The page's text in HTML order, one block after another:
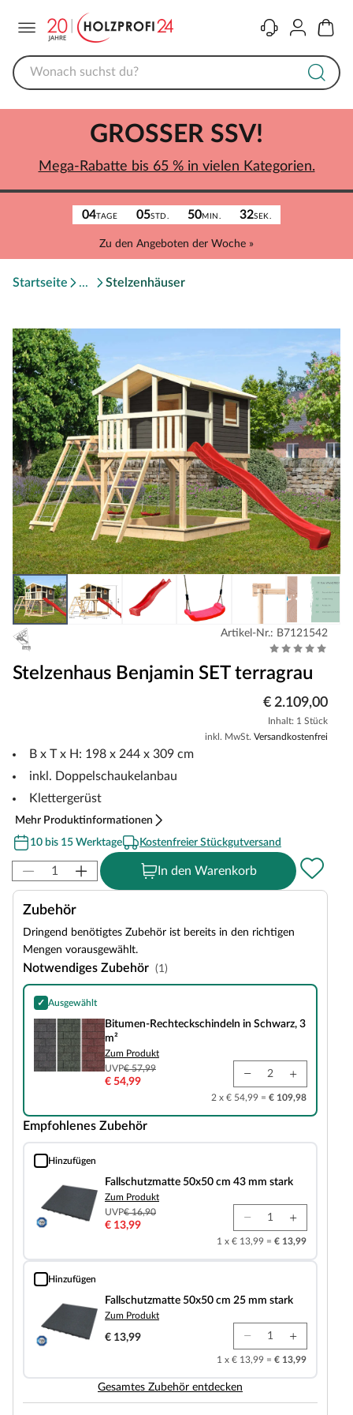
KontaktKonto
04TAGE 05STD. 50MIN. 32SEK.
Zu den Angeboten der Woche »
GROSSER SSV!
Mega-Rabatte bis 65 % in vielen Kategorien.
Startseite Stelzenhäuser
Artikel-Nr.: B7121542
Stelzenhaus Benjamin SET terragrau
€ 2.109,00
Inhalt: 1 Stück
inkl. MwSt. Versandkostenfrei
B x T x H: 198 x 244 x 309 cm
inkl. Doppelschaukelanbau
Klettergerüst
Mehr Produktinformationen
10 bis 15 Werktage
Kostenfreier Stückgutversand
In den Warenkorb
Zubehör
Dringend benötigtes Zubehör ist bereits in den richtigen
Mengen vorausgewählt.
Notwendiges Zubehör (1)
✓ Ausgewählt
Bitumen-Rechteckschindeln in Schwarz, 3 m²
Bitumen-Rechteckschindeln in Schwarz, 3
m²
Zum Produkt
UVP€ 57,99
€ 54,99
2 x € 54,99 = € 109,98
Empfohlenes Zubehör
Hinzufügen
Fallschutzmatte 50x50 cm 43 mm stark
Fallschutzmatte 50x50 cm 43 mm stark
Zum Produkt
UVP€ 16,90
€ 13,99
1 x € 13,99 = € 13,99
Hinzufügen
Fallschutzmatte 50x50 cm 25 mm stark
Fallschutzmatte 50x50 cm 25 mm stark
Zum Produkt
€ 13,99
1 x € 13,99 = € 13,99
Gesamtes Zubehör entdecken